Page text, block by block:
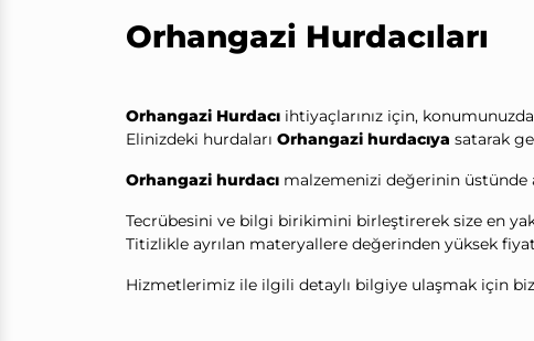
Orhangazi Hurdacıları
Orhangazi Hurdacı ihtiyaçlarınız için,
Elinizdeki hurdaları Orhangazi hurdacıya satarak
Orhangazi hurdacı malzemenizi değerinin üstünde
Tecrübesini ve bilgi birikimini birleştirerek size en
Titizlikle ayrılan materyallere değerinden yüksek
Hizmetlerimiz ile ilgili detaylı bilgiye ulaşmak için